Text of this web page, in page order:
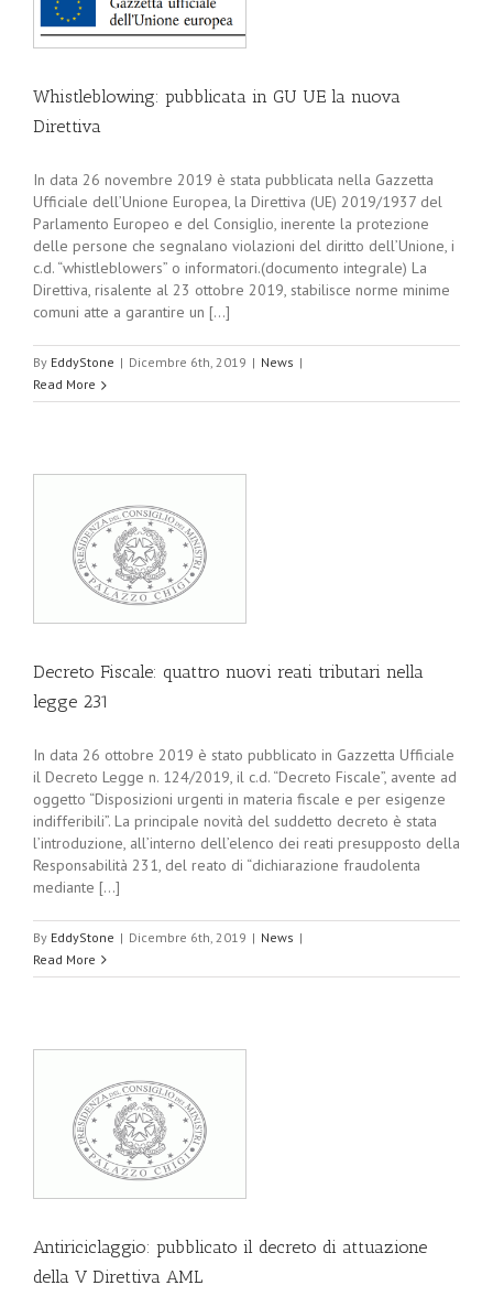
Whistleblowing: pubblicata in GU UE la nuova
Direttiva
In data 26 novembre 2019 è stata pubblicata nella Gazzetta
Ufficiale dell’Unione Europea, la Direttiva (UE) 2019/1937 del
Parlamento Europeo e del Consiglio, inerente la protezione
delle persone che segnalano violazioni del diritto dell’Unione, i
c.d. “whistleblowers” o informatori.(documento integrale) La
Direttiva, risalente al 23 ottobre 2019, stabilisce norme minime
comuni atte a garantire un [...]
By EddyStone | Dicembre 6th, 2019 | News |
Read More
Decreto Fiscale: quattro nuovi reati tributari nella
legge 231
In data 26 ottobre 2019 è stato pubblicato in Gazzetta Ufficiale
il Decreto Legge n. 124/2019, il c.d. “Decreto Fiscale”, avente ad
oggetto “Disposizioni urgenti in materia fiscale e per esigenze
indifferibili”. La principale novità del suddetto decreto è stata
l’introduzione, all’interno dell’elenco dei reati presupposto della
Responsabilità 231, del reato di “dichiarazione fraudolenta
mediante [...]
By EddyStone | Dicembre 6th, 2019 | News |
Read More
Antiriciclaggio: pubblicato il decreto di attuazione
della V Direttiva AML